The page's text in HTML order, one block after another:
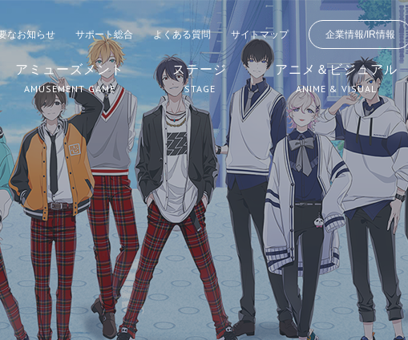
なお知らせ サポート総合 よくある質問 サイトマップ 企業情報/IR情報
アミューズメント
AMUSEMENT GAME
ステージ
STAGE
アニメ＆ビジュアル
ANIME & VISUAL